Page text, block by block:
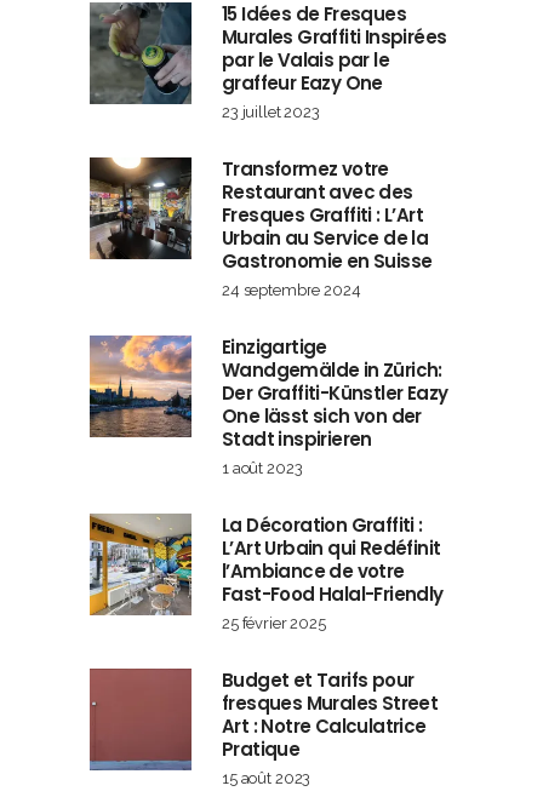
15 Idées de Fresques
Murales Graffiti Inspirées
par le Valais par le
graffeur Eazy One
23 juillet 2023
Transformez votre
Restaurant avec des
Fresques Graffiti : L’Art
Urbain au Service de la
Gastronomie en Suisse
24 septembre 2024
Einzigartige
Wandgemälde in Zürich:
Der Graffiti-Künstler Eazy
One lässt sich von der
Stadt inspirieren
1 août 2023
La Décoration Graffiti :
L’Art Urbain qui Redéfinit
l’Ambiance de votre
Fast-Food Halal-Friendly
25 février 2025
Budget et Tarifs pour
fresques Murales Street
Art : Notre Calculatrice
Pratique
15 août 2023